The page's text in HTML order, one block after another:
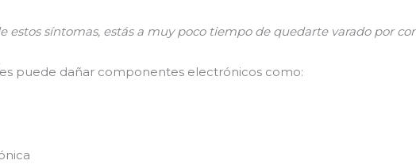
estos síntomas, estás a muy poco tiempo de quedarte varado por
puede dañar componentes electrónicos como: